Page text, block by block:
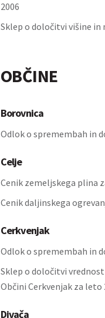
2006
Sklep o določitvi višine
OBČINE
Borovnica
Odlok o spremembah in
Celje
Cenik zemeljskega plina
Cenik daljinskega
Cerkvenjak
Odlok o spremembah in
Sklep o določitvi
Občini Cerkvenjak za leto
Divača